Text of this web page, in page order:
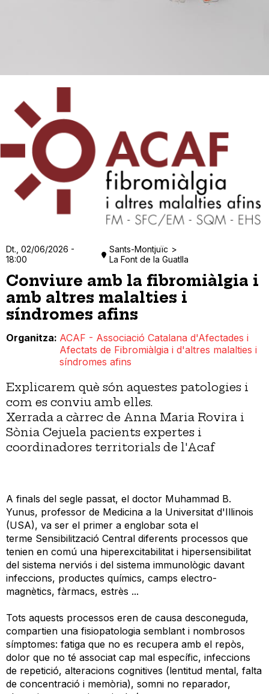
Dt., 02/06/2026 -
18:00
Sants-Montjuïc
La Font de la Guatlla
Conviure amb la fibromiàlgia i
amb altres malalties i
síndromes afins
Organitza ACAF - Associació Catalana d'Afectades i
Afectats de Fibromiàlgia i d'altres malalties i
síndromes afins
Explicarem què són aquestes patologies i
com es conviu amb elles.
Xerrada a càrrec de Anna Maria Rovira i
Sònia Cejuela pacients expertes i
coordinadores territorials de l'Acaf
A finals del segle passat, el doctor Muhammad B.
Yunus, professor de Medicina a la Universitat d'Illinois
(USA), va ser el primer a englobar sota el
terme Sensibilització Central diferents processos que
tenien en comú una hiperexcitabilitat i hipersensibilitat
del sistema nerviós i del sistema immunològic davant
infeccions, productes químics, camps electro-
magnètics, fàrmacs, estrès ...
Tots aquests processos eren de causa desconeguda,
compartien una fisiopatologia semblant i nombrosos
símptomes: fatiga que no es recupera amb el repòs,
dolor que no té associat cap mal específic, infeccions
de repetició, alteracions cognitives (lentitud mental, falta
de concentració i memòria), somni no reparador,